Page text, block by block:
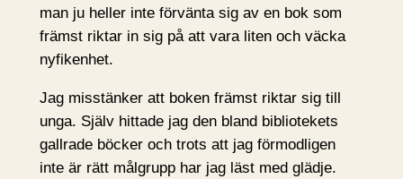
man ju heller inte förvänta sig av en bok som
främst riktar in sig på att vara liten och väcka
nyfikenhet.
Jag misstänker att boken främst riktar sig till
unga. Själv hittade jag den bland bibliotekets
gallrade böcker och trots att jag förmodligen
inte är rätt målgrupp har jag läst med glädje.